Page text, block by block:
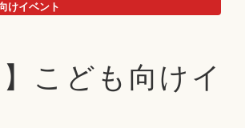
けイベント
】こども向けイ